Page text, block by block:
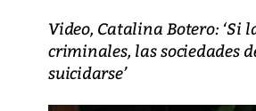
Video, Catalina Botero: ‘Si
criminales, las sociedades
suicidarse’